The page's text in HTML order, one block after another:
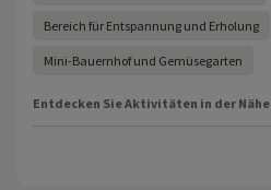
Bereich für Entspannung und Erholung
Mini-Bauernhof und Gemüsegarten
Entdecken Sie Aktivitäten in der Nähe